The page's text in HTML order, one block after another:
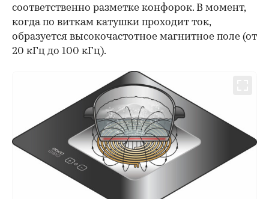
соответственно разметке конфорок. В момент,
когда по виткам катушки проходит ток,
образуется высокочастотное магнитное поле (от
20 кГц до 100 кГц).